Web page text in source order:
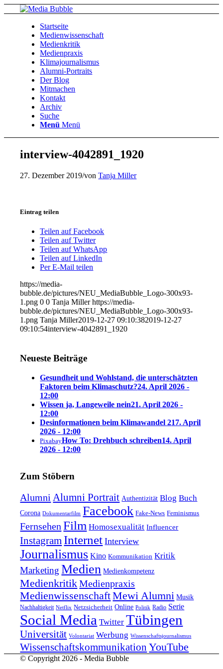
Startseite
Medienwissenschaft
Medienkritik
Medienpraxis
Klimajournalismus
Alumni-Portraits
Der Blog
Mitmachen
Kontakt
Archiv
Suche
Menü Menü
interview-4042891_1920
27. Dezember 2019/vonTanja Miller
Eintrag teilen
Teilen auf Facebook
Teilen auf Twitter
Teilen auf WhatsApp
Teilen auf LinkedIn
Per E-Mail teilen
https://media-
bubble.de/pictures/NEU_MediaBubble_Logo-300x93-
1.png 0 0 Tanja Miller https://media-
bubble.de/pictures/NEU_MediaBubble_Logo-300x93-
1.png Tanja Miller2019-12-27 09:10:382019-12-27
09:10:54interview-4042891_1920
Neueste Beiträge
Gesundheit und Wohlstand, die unterschätzten
Faktoren beim Klimaschutz?24. April 2026 -
12:00
Wissen ja, Langeweile nein21. April 2026 -
12:00
Desinformationen beim Klimawandel 217. April
2026 - 12:00
PixabayHow To: Drehbuch schreiben14. April
2026 - 12:00
Zum Stöbern
Alumni Alumni Portrait Authentizität Blog Buch
Corona Dokumentarfilm Facebook Fake-News Feminismus
Fernsehen Film Homosexualität Influencer
Instagram Internet Interview
Journalismus Kino Kommunikation Kritik
Marketing Medien Medienkompetenz
Medienkritik Medienpraxis
MedienwissenschaftMewi Alumni Musik
Nachhaltigkeit Netflix Netzsicherheit Online Politik Radio Serie
Social Media Twitter Tübingen
Universität Volontariat Werbung Wissenschaftsjournalismus
Wissenschaftskommunikation YouTube
© Copyright 2026 - Media Bubble